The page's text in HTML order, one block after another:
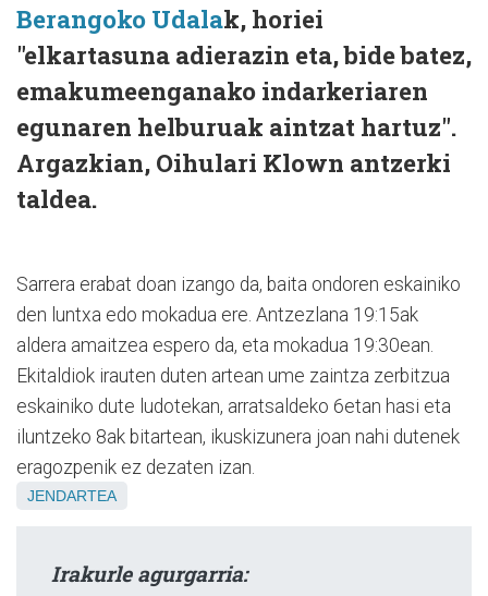
Berangoko Udalak, horiei
"elkartasuna adierazin eta, bide batez,
emakumeenganako indarkeriaren
egunaren helburuak aintzat hartuz".
Argazkian, Oihulari Klown antzerki
taldea.
Sarrera erabat doan izango da, baita ondoren eskainiko
den luntxa edo mokadua ere. Antzezlana 19:15ak
aldera amaitzea espero da, eta mokadua 19:30ean.
Ekitaldiok irauten duten artean ume zaintza zerbitzua
eskainiko dute ludotekan, arratsaldeko 6etan hasi eta
iluntzeko 8ak bitartean, ikuskizunera joan nahi dutenek
eragozpenik ez dezaten izan.
JENDARTEA
Irakurle agurgarria: